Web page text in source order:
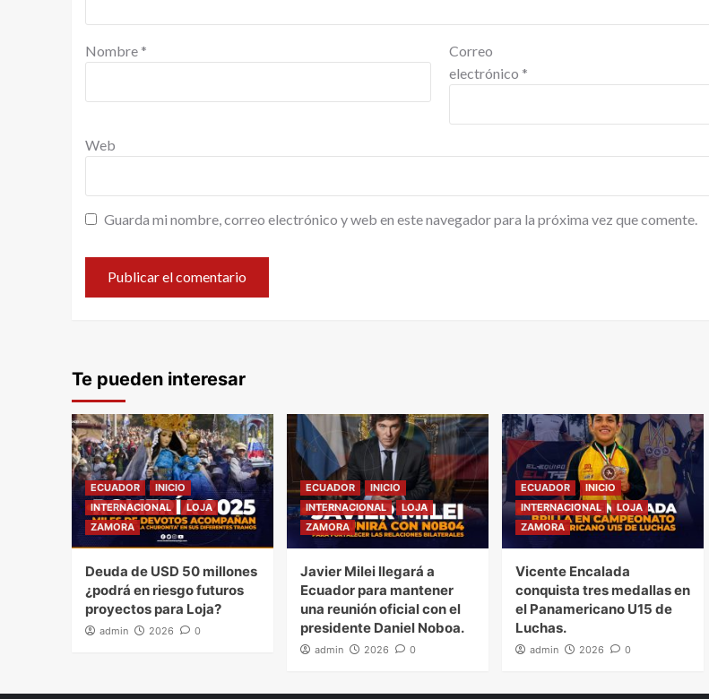
Nombre *
Correo
electrónico *
Web
Guarda mi nombre, correo electrónico y web en este navegador para la próxima vez que comente.
Te pueden interesar
ECUADOR
INICIO
INTERNACIONAL
LOJA
ZAMORA
Deuda de USD 50 millones
¿podrá en riesgo futuros
proyectos para Loja?
admin 2026 0
ECUADOR
INICIO
INTERNACIONAL
LOJA
ZAMORA
Javier Milei llegará a
Ecuador para mantener
una reunión oficial con el
presidente Daniel Noboa.
admin 2026 0
ECUADOR
INICIO
INTERNACIONAL
LOJA
ZAMORA
Vicente Encalada
conquista tres medallas en
el Panamericano U15 de
Luchas.
admin 2026 0